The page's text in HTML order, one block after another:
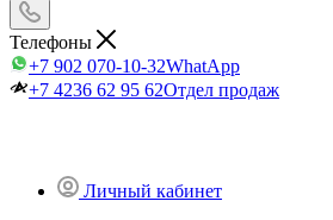
Телефоны
+7 902 070-10-32WhatApp
+7 4236 62 95 62Отдел продаж
Личный кабинет